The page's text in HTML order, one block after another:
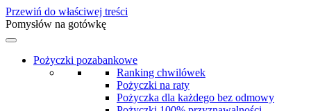
Przewiń do właściwej treści
Pomysłów na gotówkę
Pożyczki pozabankowe
Ranking chwilówek
Pożyczki na raty
Pożyczka dla każdego bez odmowy